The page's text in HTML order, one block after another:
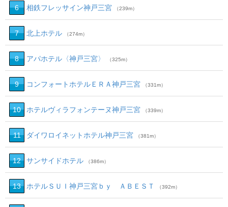
6 相鉄フレッサイン神戸三宮 （239m）
7 北上ホテル （274m）
8 アパホテル〈神戸三宮〉 （325m）
9 コンフォートホテルＥＲＡ神戸三宮 （331m）
10 ホテルヴィラフォンテーヌ神戸三宮 （339m）
11 ダイワロイネットホテル神戸三宮 （381m）
12 サンサイドホテル （386m）
13 ホテルＳＵＩ神戸三宮ｂｙ ＡＢＥＳＴ （392m）